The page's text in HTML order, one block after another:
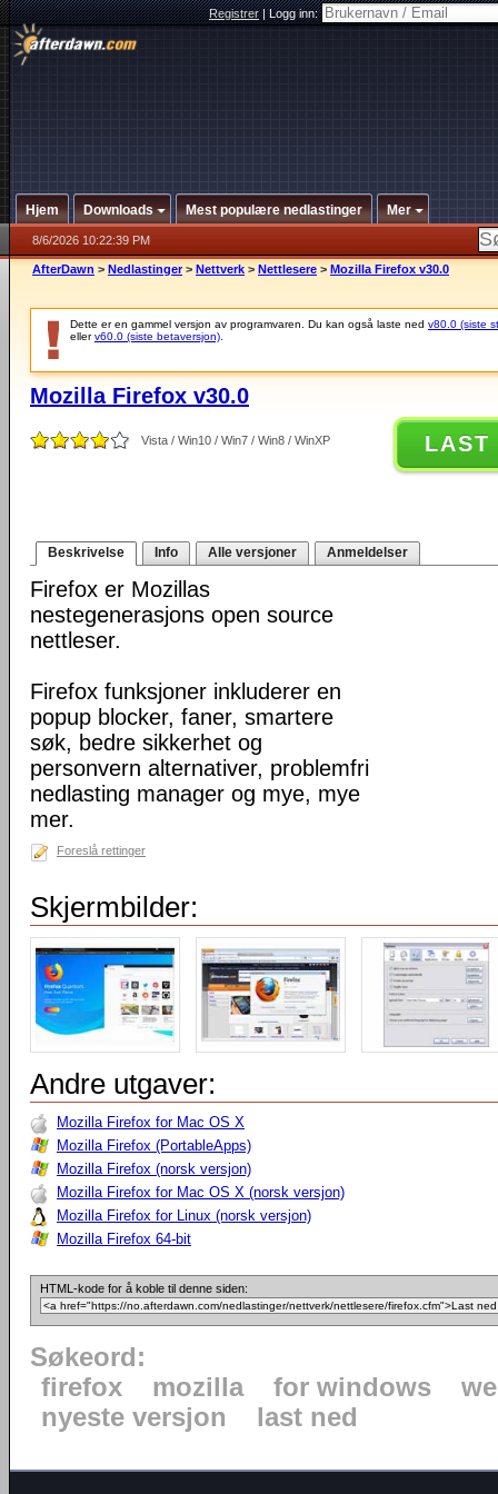
Registrer|Logg inn:
Hjem Downloads Mest populære nedlastinger Mer
8/6/2026 10:22:39 PM
AfterDawn > Nedlastinger > Nettverk > Nettlesere > Mozilla Firefox v30.0
Dette er en gammel versjon av programvaren. Du kan også laste ned v80.0 (siste
ellerv60.0 (siste betaversjon)
Mozilla Firefox v30.0
Vista / Win10 / Win7 / Win8 / WinXP LAST
Beskrivelse Info Alle versjoner Anmeldelser
Firefox er Mozillas
nestegenerasjons open source
nettleser.
Firefox funksjoner inkluderer en
popup blocker, faner, smartere
søk, bedre sikkerhet og
personvern alternativer, problemfri
nedlasting manager og mye, mye
mer.
Foreslå rettinger
Skjermbilder:
Andre utgaver:
Mozilla Firefox for Mac OS X
Mozilla Firefox (PortableApps)
Mozilla Firefox (norsk versjon)
Mozilla Firefox for Mac OS X (norsk versjon)
Mozilla Firefox for Linux (norsk versjon)
Mozilla Firefox 64-bit
HTML-kode for å koble til denne siden:
Søkeord:
firefox
mozilla for windows
nyeste versjon
last ned